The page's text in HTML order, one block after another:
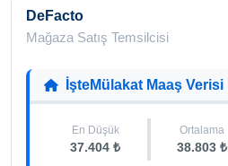
DeFacto
Mağaza Satış Temsilcisi
İşteMülakat Maaş Verisi
En Düşük
37.404 ₺
Ortalama
38.803 ₺